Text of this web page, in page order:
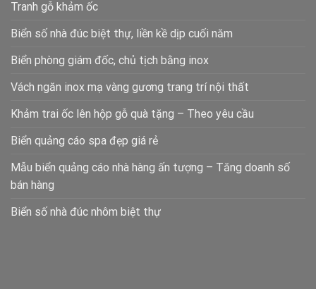
Tranh gỗ khảm ốc
Biển số nhà đúc biệt thự, liền kề dịp cuối năm
Biển phòng giám đốc, chủ tịch bằng inox
Vách ngăn inox mạ vàng gương trang trí nội thất
Khảm trai ốc lên hộp gỗ quà tặng – Theo yêu cầu
Biển quảng cáo spa đẹp giá rẻ
Mẫu biển quảng cáo nhà hàng ấn tượng – Tăng doanh số
bán hàng
Biển số nhà đúc nhôm biệt thự